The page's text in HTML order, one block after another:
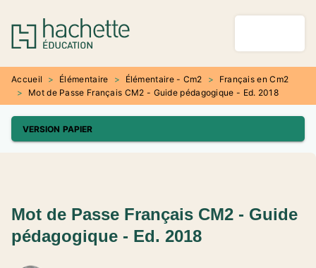
MENU RECHERCHE
PIED DE PAGE
Accueil > Élémentaire > Élémentaire - Cm2 >
Français en Cm2
>
Mot de Passe Français CM2 - Guide pédagogique - Ed. 2018
VERSION PAPIER
Mot de Passe Français CM2 - Guide
pédagogique - Ed. 2018